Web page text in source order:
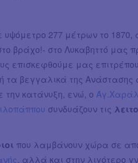
υψόμετρο 277 μέτρων το
βράχο!- στο Λυκαβηττό μας
επισκεφθούμε μας
τα βεγγαλικά της
κατάνυξη, ενώ, ο
συνδυάζουν τις
που λαμβάνουν χώρα σε
, αλλά και στην λιγότερο